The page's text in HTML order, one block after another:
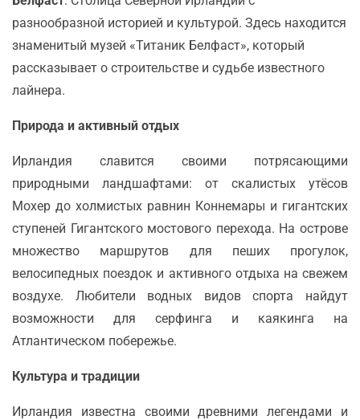
разнообразной историей и культурой. Здесь находится
знаменитый музей «Титаник Белфаст», который
рассказывает о строительстве и судьбе известного
лайнера.
Природа и активный отдых
Ирландия славится своими потрясающими
природными ландшафтами: от скалистых утёсов
Мохер до холмистых равнин Коннемары и гигантских
ступеней Гигантского мостового перехода. На острове
множество маршрутов для пеших прогулок,
велосипедных поездок и активного отдыха на свежем
воздухе. Любители водных видов спорта найдут
возможности для серфинга и каякинга на
Атлантическом побережье.
Культура и традиции
Ирландия известна своими древними легендами и